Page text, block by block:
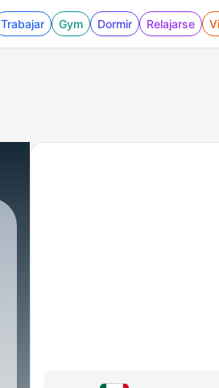
Trabajar Gym Dormir Relajarse